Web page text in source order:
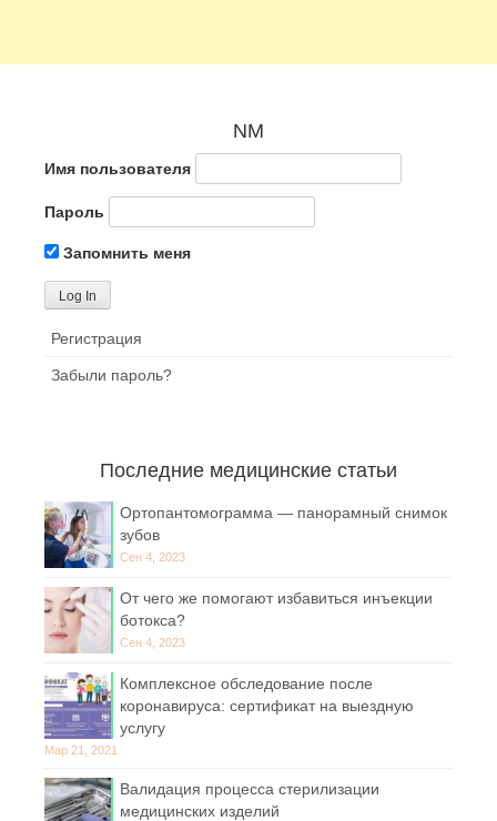
NM
Имя пользователя
Пароль
Запомнить меня
Регистрация
Забыли пароль?
Последние медицинские статьи
Ортопантомограмма — панорамный снимок
зубов
Сен 4, 2023
От чего же помогают избавиться инъекции
ботокса?
Сен 4, 2023
Комплексное обследование после
коронавируса: сертификат на выездную
услугу
Мар 21, 2021
Валидация процесса стерилизации
медицинских изделий